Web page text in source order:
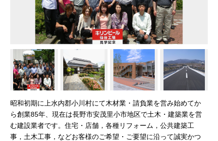
昭和初期に上水内郡小川村にて木材業・請負業を営み始めてか
ら創業85年、現在は長野市安茂里小市地区で土木・建築業を営
む建設業者です。住宅・店舗，各種リフォーム，公共建築工
事，土木工事，などお客様のご希望・ご要望に沿って誠実かつ